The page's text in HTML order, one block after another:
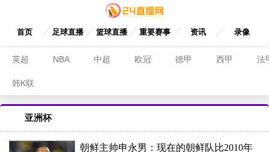
首页 足球直播 篮球直播 重要赛事 资讯 录像
英超 NBA 中超 欧冠 德甲 西甲 法
韩K联
亚洲杯
朝鲜主帅申永男：现在的朝鲜队比2010年